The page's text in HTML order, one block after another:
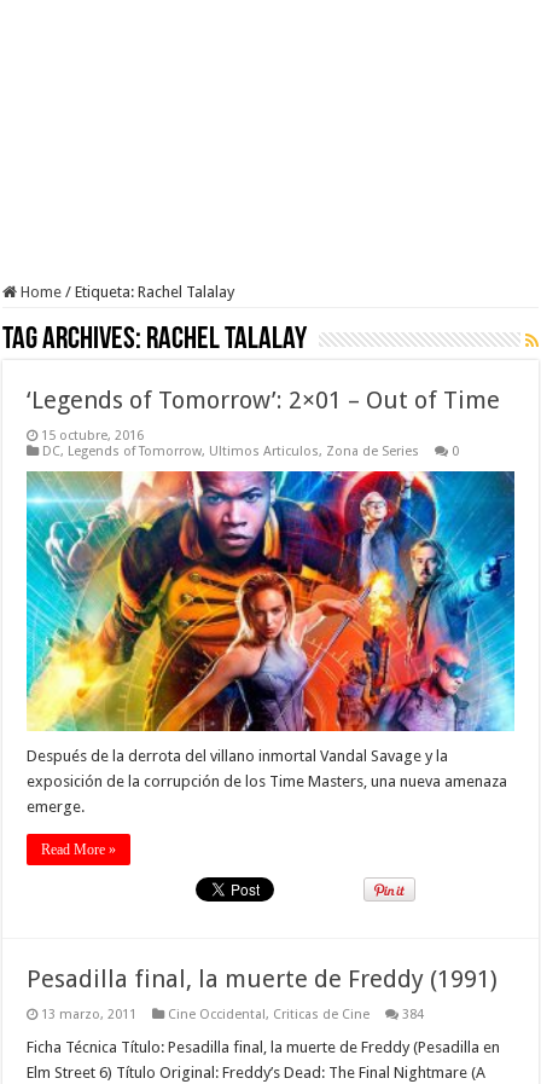
Home / Etiqueta:Rachel Talalay
Tag Archives: Rachel Talalay
‘Legends of Tomorrow’: 2×01 – Out of Time
15 octubre, 2016
DC, Legends of Tomorrow, Ultimos Articulos, Zona de Series 0
Después de la derrota del villano inmortal Vandal Savage y la
exposición de la corrupción de los Time Masters, una nueva amenaza
emerge.
Read More »
Pesadilla final, la muerte de Freddy (1991)
13 marzo, 2011 Cine Occidental, Criticas de Cine 384
Ficha Técnica Título: Pesadilla final, la muerte de Freddy (Pesadilla en
Elm Street 6) Título Original: Freddy’s Dead: The Final Nightmare (A